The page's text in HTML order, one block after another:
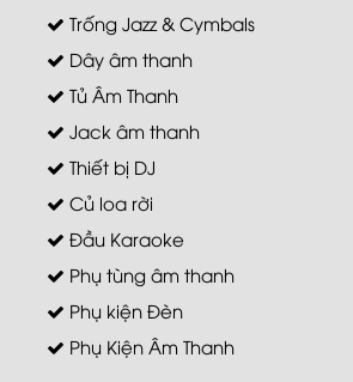
Trống Jazz & Cymbals
Dây âm thanh
Tủ Âm Thanh
Jack âm thanh
Thiết bị DJ
Củ loa rời
Đầu Karaoke
Phụ tùng âm thanh
Phụ kiện Đèn
Phụ Kiện Âm Thanh